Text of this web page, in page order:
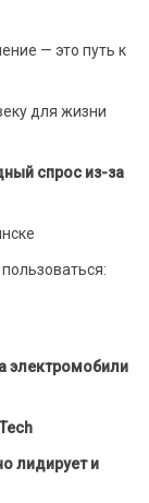
— это путь к
для жизни
спрос из-за
электромобили
лидирует и